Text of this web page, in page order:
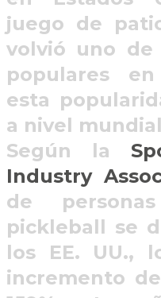
juego de
volvió uno de
populares
esta
a nivel
Según la
Industry
de
pickleball se
los EE. UU.,
incremento